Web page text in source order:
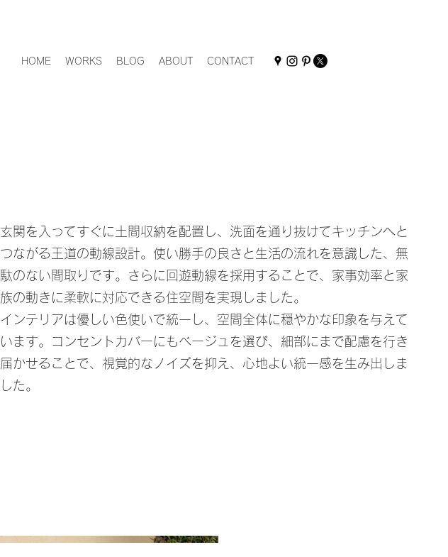
HOME WORKS BLOG ABOUT CONTACT
玄関を入ってすぐに土間収納を配置し、洗面を通り抜けてキッチンへと
つながる王道の動線設計。使い勝手の良さと生活の流れを意識した、無
駄のない間取りです。さらに回遊動線を採用することで、家事効率と家
族の動きに柔軟に対応できる住空間を実現しました。
インテリアは優しい色使いで統一し、空間全体に穏やかな印象を与えて
います。コンセントカバーにもベージュを選び、細部にまで配慮を行き
届かせることで、視覚的なノイズを抑え、心地よい統一感を生み出しま
した。